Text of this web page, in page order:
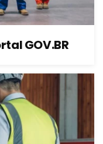
GOV.BR